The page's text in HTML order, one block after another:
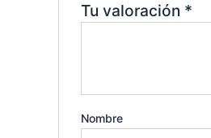
Tu valoración *
Nombre